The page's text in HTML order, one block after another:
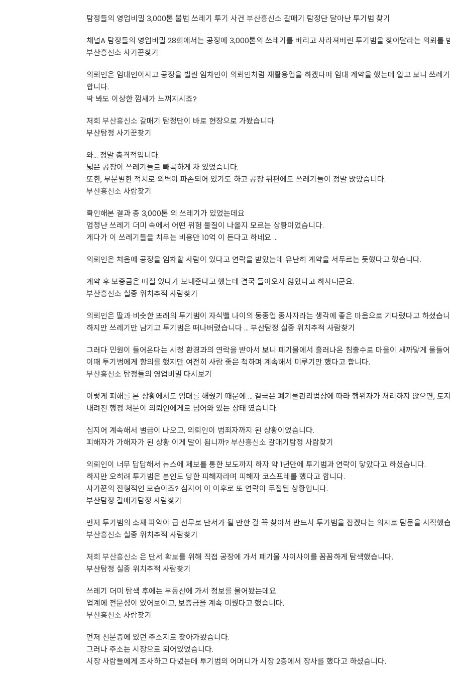
탐정들의 영업비밀 3,000톤 불법 쓰레기 투기 사건 부산흥신소 갈매기 탐정단 달아난 투기범 찾기
채널A 탐정들의 영업비밀 28회에서는 공장에 3,000톤의 쓰레기를 버리고 사라져버린 투기범을 찾아달라는 의뢰를
부산흥신소 사기꾼찾기
의뢰인은 임대인이시고 공장을 빌린 임차인이 의뢰인처럼 재활용업을 하겠다며 임대 계약을 했는데 알고 보니 쓰레
합니다.
딱 봐도 이상한 낌새가 느껴지시죠?
저희 부산흥신소 갈매기 탐정단이 바로 현장으로 가봤습니다.
부산탐정 사기꾼찾기
와… 정말 충격적입니다.
넓은 공장이 쓰레기들로 빼곡하게 차 있었습니다.
또한, 무분별한 적치로 외벽이 파손되어 있기도 하고 공장 뒤편에도 쓰레기들이 정말 많았습니다.
부산흥신소 사람찾기
확인해본 결과 총 3,000톤 의 쓰레기가 있었는데요
엄청난 쓰레기 더미 속에서 어떤 위험 물질이 나올지 모르는 상황이었습니다.
게다가 이 쓰레기들을 치우는 비용만 10억 이 든다고 하네요 ...
의뢰인은 처음에 공장을 임차할 사람이 있다고 연락을 받았는데 유난히 계약을 서두르는 듯했다고 했습니다.
계약 후 보증금은 며칠 있다가 보내준다고 했는데 결국 들어오지 않았다고 하시더군요.
부산흥신소 실종 위치추적 사람찾기
의뢰인은 딸과 비슷한 또래의 투기범이 자식뻘 나이의 동종업 종사자라는 생각에 좋은 마음으로 기다렸다고 하셨습
하지만 쓰레기만 남기고 투기범은 떠나버렸습니다 … 부산탐정 실종 위치추적 사람찾기
그러다 민원이 들어온다는 시청 환경과의 연락을 받아서 보니 폐기물에서 흘러나온 침출수로 마을이 새까맣게 물들
이때 투기범에게 항의를 했지만 여전히 사람 좋은 척하며 계속해서 미루기만 했다고 합니다.
부산흥신소 탐정들의 영업비밀 다시보기
이렇게 피해를 본 상황에서도 임대를 해줬기 때문에 ... 결국은 폐기물관리법상에 따라 행위자가 처리하지 않으면, 토
내려진 행정 처분이 의뢰인에게로 넘어와 있는 상태 였습니다.
심지어 계속해서 벌금이 나오고, 의뢰인이 범죄자까지 된 상황이었습니다.
피해자가 가해자가 된 상황 이게 말이 됩니까? 부산흥신소 갈매기탐정 사람찾기
의뢰인이 너무 답답해서 뉴스에 제보를 통한 보도까지 하자 약 1년만에 투기범과 연락이 닿았다고 하셨습니다.
하지만 오히려 투기범은 본인도 당한 피해자라며 피해자 코스프레를 했다고 합니다.
사기꾼의 전형적인 모습이죠? 심지어 이 이후로 또 연락이 두절된 상황입니다.
부산탐정 갈매기탐정 사람찾기
먼저 투기범의 소재 파악이 급 선무로 단서가 될 만한 걸 꼭 찾아서 반드시 투기범을 잡겠다는 의지로 탐문을 시작했
부산흥신소 실종 위치추적 사람찾기
저희 부산흥신소 은 단서 확보를 위해 직접 공장에 가서 폐기물 사이사이를 꼼꼼하게 탐색했습니다.
부산탐정 실종 위치추적 사람찾기
쓰레기 더미 탐색 후에는 부동산에 가서 정보를 물어봤는데요
업계에 전문성이 있어보이고, 보증금을 계속 미뤘다고 했습니다.
부산흥신소 사람찾기
먼저 신분증에 있던 주소지로 찾아가봤습니다.
그러나 주소는 시장으로 되어있었습니다.
시장 사람들에게 조사하고 다녔는데 투기범의 어머니가 시장 2층에서 장사를 했다고 하셨습니다.